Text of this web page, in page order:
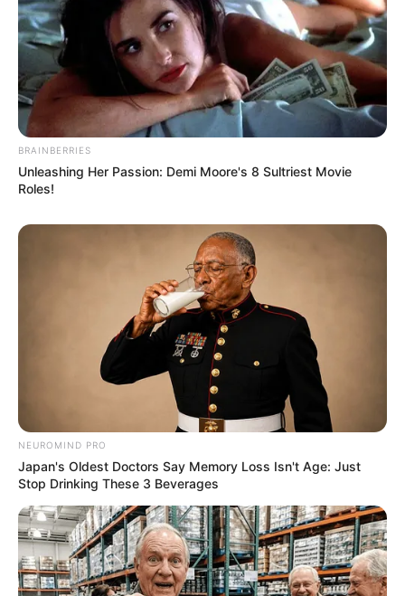
Amazon
Martha Stewart
BRAINBERRIES
Unleashing Her Passion: Demi Moore's 8 Sultriest Movie
Roles!
NEUROMIND PRO
Japan's Oldest Doctors Say Memory Loss Isn't Age: Just
Stop Drinking These 3 Beverages